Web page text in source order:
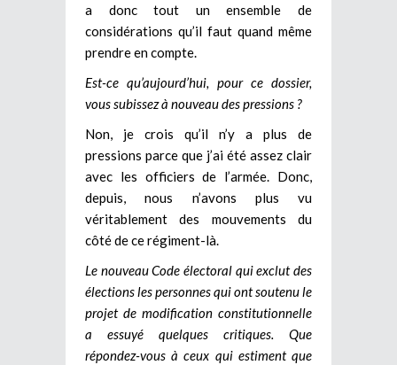
a donc tout un ensemble de
considérations qu’il faut quand même
prendre en compte.
Est-ce qu’aujourd’hui, pour ce dossier,
vous subissez à nouveau des pressions ?
Non, je crois qu’il n’y a plus de
pressions parce que j’ai été assez clair
avec les officiers de l’armée. Donc,
depuis, nous n’avons plus vu
véritablement des mouvements du
côté de ce régiment-là.
Le nouveau Code électoral qui exclut des
élections les personnesqui ont soutenu le
projet de modification constitutionnelle
a essuyé quelques critiques. Que
répondez-vous à ceux qui estiment que